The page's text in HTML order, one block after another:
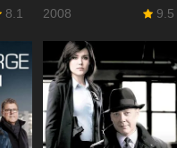
8.1 2008 9.5